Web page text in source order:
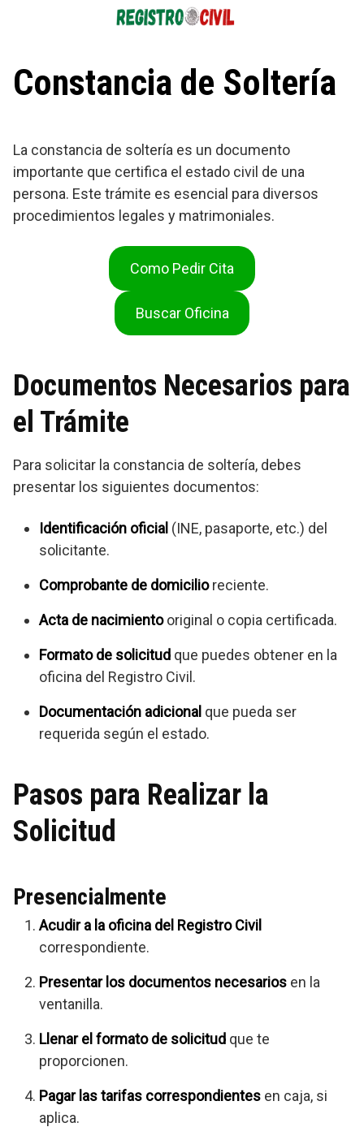
Constancia de Soltería
La constancia de soltería es un documento
importante que certifica el estado civil de una
persona. Este trámite es esencial para diversos
procedimientos legales y matrimoniales.
Como Pedir Cita
Buscar Oficina
Documentos Necesarios para
el Trámite
Para solicitar la constancia de soltería, debes
presentar los siguientes documentos:
Identificación oficial (INE, pasaporte, etc.) del
solicitante.
Comprobante de domicilioreciente.
Acta de nacimientooriginal o copia certificada.
Formato de solicitud que puedes obtener en la
oficina del Registro Civil.
Documentación adicional que pueda ser
requerida según el estado.
Pasos para Realizar la
Solicitud
Presencialmente
Acudir a la oficina del Registro Civil
correspondiente.
Presentar los documentos necesarios en la
ventanilla.
Llenar el formato de solicitud que te
proporcionen.
Pagar las tarifas correspondientes en caja, si
aplica.